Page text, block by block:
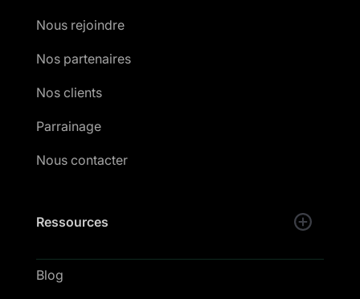
Nous rejoindre
Nos partenaires
Nos clients
Parrainage
Nous contacter
Ressources
Blog